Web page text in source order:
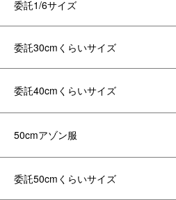
委託1/6サイズ
委託30cmくらいサイズ
委託40cmくらいサイズ
50cmアゾン服
委託50cmくらいサイズ